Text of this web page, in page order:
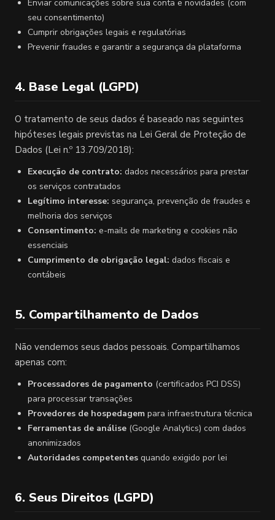
Enviar comunicações sobre sua conta e novidades (com
seu consentimento)
Cumprir obrigações legais e regulatórias
Prevenir fraudes e garantir a segurança da plataforma
4. Base Legal (LGPD)
O tratamento de seus dados é baseado nas seguintes
hipóteses legais previstas na Lei Geral de Proteção de
Dados (Lei n.º 13.709/2018):
Execução de contrato: dados necessários para prestar
os serviços contratados
Legítimo interesse: segurança, prevenção de fraudes e
melhoria dos serviços
Consentimento: e-mails de marketing e cookies não
essenciais
Cumprimento de obrigação legal: dados fiscais e
contábeis
5. Compartilhamento de Dados
Não vendemos seus dados pessoais. Compartilhamos
apenas com:
Processadores de pagamento (certificados PCI DSS)
para processar transações
Provedores de hospedagem para infraestrutura técnica
Ferramentas de análise (Google Analytics) com dados
anonimizados
Autoridades competentes quando exigido por lei
6. Seus Direitos (LGPD)